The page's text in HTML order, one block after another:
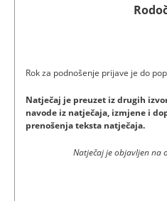
Rok za
Natječaj je preuzet iz drugih
navode iz natječaja, izmjene i
prenošenja teksta natječaja.
Natječaj je objavljen na